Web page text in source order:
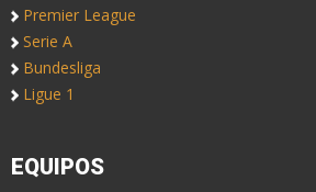
Premier League
Serie A
Bundesliga
Ligue 1
EQUIPOS